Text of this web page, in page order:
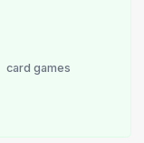
card games